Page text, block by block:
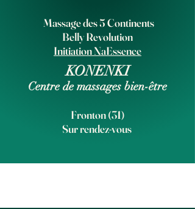
Massage des 5 Continents
Belly Revolution
Initiation NaEssence
KONENKI
Centre de massages bien-être
Fronton (31)
Sur rendez-vous